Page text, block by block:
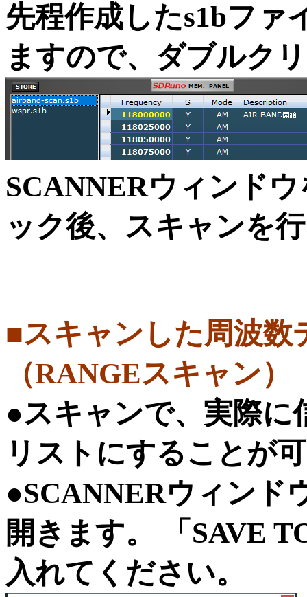
先程作成したs1bファ
ますので、ダブルク
SCANNERウィンド
ック後、スキャンを
■スキャンした周波数
（RANGEスキャン）
●スキャンで、実際に
リストにすることが
●SCANNERウィンド
開きます。 「SAVE
入れてください。